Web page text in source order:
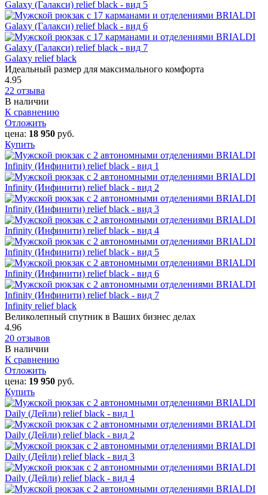
Galaxy relief black
Идеальный размер для максимального комфорта
4.95
22 отзыва
В наличии
К сравнению
Отложить
цена: 18 950 руб.
Купить
Infinity relief black
Великолепный спутник в Ваших бизнес делах
4.96
20 отзывов
В наличии
К сравнению
Отложить
цена: 19 950 руб.
Купить